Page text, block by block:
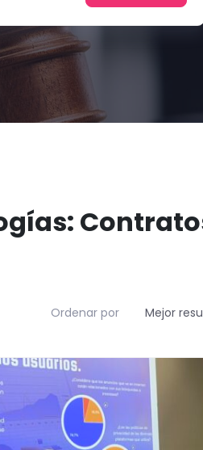
Ordenar por Mejor